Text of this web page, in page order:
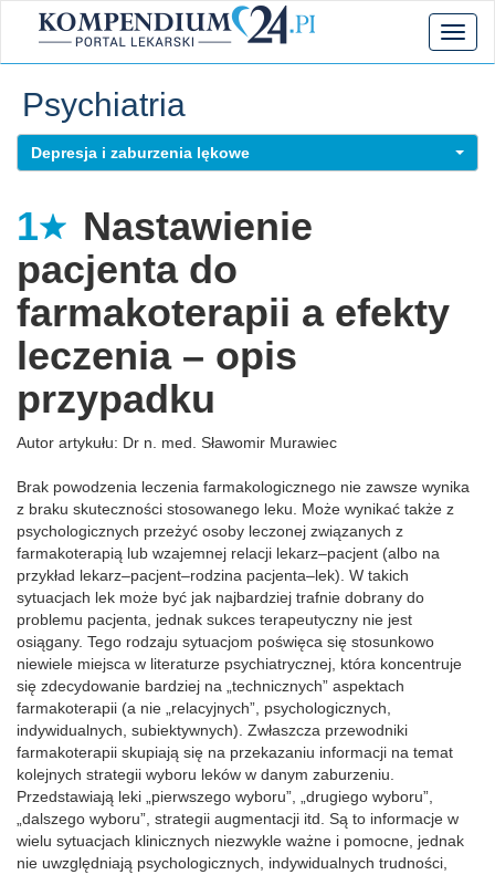
Psychiatria
Depresja i zaburzenia lękowe
1
Nastawienie
pacjenta do
farmakoterapii a efekty
leczenia – opis
przypadku
Autor artykułu: Dr n. med. Sławomir Murawiec
Brak powodzenia leczenia farmakologicznego nie zawsze wynika
z braku skuteczności stosowanego leku. Może wynikać także z
psychologicznych przeżyć osoby leczonej związanych z
farmakoterapią lub wzajemnej relacji lekarz–pacjent (albo na
przykład lekarz–pacjent–rodzina pacjenta–lek). W takich
sytuacjach lek może być jak najbardziej trafnie dobrany do
problemu pacjenta, jednak sukces terapeutyczny nie jest
osiągany. Tego rodzaju sytuacjom poświęca się stosunkowo
niewiele miejsca w literaturze psychiatrycznej, która koncentruje
się zdecydowanie bardziej na „technicznych” aspektach
farmakoterapii (a nie „relacyjnych”, psychologicznych,
indywidualnych, subiektywnych). Zwłaszcza przewodniki
farmakoterapii skupiają się na przekazaniu informacji na temat
kolejnych strategii wyboru leków w danym zaburzeniu.
Przedstawiają leki „pierwszego wyboru”, „drugiego wyboru”,
„dalszego wyboru”, strategii augmentacji itd. Są to informacje w
wielu sytuacjach klinicznych niezwykle ważne i pomocne, jednak
nie uwzględniają psychologicznych, indywidualnych trudności,